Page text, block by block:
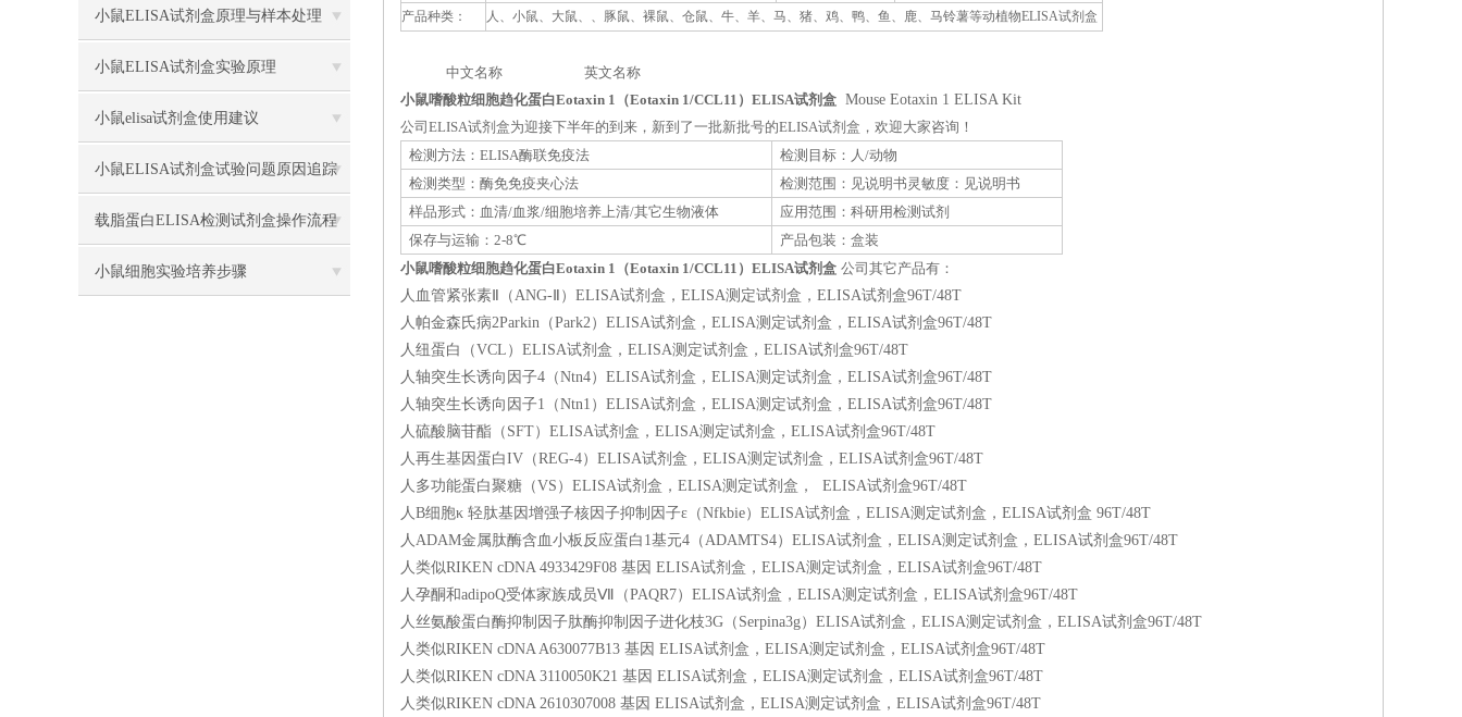
小鼠ELISA试剂盒原理与样本处理
小鼠ELISA试剂盒实验原理
小鼠elisa试剂盒使用建议
小鼠ELISA试剂盒试验问题原因追踪
载脂蛋白ELISA检测试剂盒操作流程
方法
小鼠细胞实验培养步骤
产品种类：
人、小鼠、大鼠、、豚鼠、裸鼠、仓鼠、牛、羊、马、猪、鸡、鸭、鱼、鹿、马铃薯等动植物ELISA试剂盒
中文名称 英文名称
小鼠嗜酸粒细胞趋化蛋白Eotaxin 1（Eotaxin 1/CCL11）ELISA试剂盒 Mouse Eotaxin 1 ELISA Kit
公司ELISA试剂盒为迎接下半年的到来，新到了一批新批号的ELISA试剂盒，欢迎大家咨询！
检测方法：ELISA酶联免疫法
检测目标：人/动物
检测类型：酶免免疫夹心法
检测范围：见说明书灵敏度：见说明书
样品形式：血清/血浆/细胞培养上清/其它生物液体
应用范围：科研用检测试剂
保存与运输：2-8℃
产品包装：盒装
小鼠嗜酸粒细胞趋化蛋白Eotaxin 1（Eotaxin 1/CCL11）ELISA试剂盒 公司其它产品有：
人血管紧张素Ⅱ（ANG-Ⅱ）ELISA试剂盒，ELISA测定试剂盒，ELISA试剂盒96T/48T
人帕金森氏病2Parkin（Park2）ELISA试剂盒，ELISA测定试剂盒，ELISA试剂盒96T/48T
人纽蛋白（VCL）ELISA试剂盒，ELISA测定试剂盒，ELISA试剂盒96T/48T
人轴突生长诱向因子4（Ntn4）ELISA试剂盒，ELISA测定试剂盒，ELISA试剂盒96T/48T
人轴突生长诱向因子1（Ntn1）ELISA试剂盒，ELISA测定试剂盒，ELISA试剂盒96T/48T
人硫酸脑苷酯（SFT）ELISA试剂盒，ELISA测定试剂盒，ELISA试剂盒96T/48T
人再生基因蛋白IV（REG-4）ELISA试剂盒，ELISA测定试剂盒，ELISA试剂盒96T/48T
人多功能蛋白聚糖（VS）ELISA试剂盒，ELISA测定试剂盒，
ELISA试剂盒96T/48T
人B细胞κ 轻肽基因增强子核因子抑制因子ε（Nfkbie）ELISA试剂盒，ELISA测定试剂盒，ELISA试剂盒 96T/48T
人ADAM金属肽酶含血小板反应蛋白1基元4（ADAMTS4）ELISA试剂盒，ELISA测定试剂盒，ELISA试剂盒96T/48T
人类似RIKEN cDNA 4933429F08 基因 ELISA试剂盒，ELISA测定试剂盒，ELISA试剂盒96T/48T
人孕酮和adipoQ受体家族成员Ⅶ（PAQR7）ELISA试剂盒，ELISA测定试剂盒，ELISA试剂盒96T/48T
人丝氨酸蛋白酶抑制因子肽酶抑制因子进化枝3G（Serpina3g）ELISA试剂盒，ELISA测定试剂盒，ELISA试剂盒96T/48T
人类似RIKEN cDNA A630077B13 基因 ELISA试剂盒，ELISA测定试剂盒，ELISA试剂盒96T/48T
人类似RIKEN cDNA 3110050K21 基因 ELISA试剂盒，ELISA测定试剂盒，ELISA试剂盒96T/48T
人类似RIKEN cDNA 2610307008 基因 ELISA试剂盒，ELISA测定试剂盒，ELISA试剂盒96T/48T